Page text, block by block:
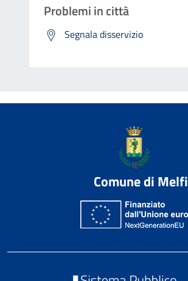
Problemi in città
Segnala disservizio
Comune di Melfi